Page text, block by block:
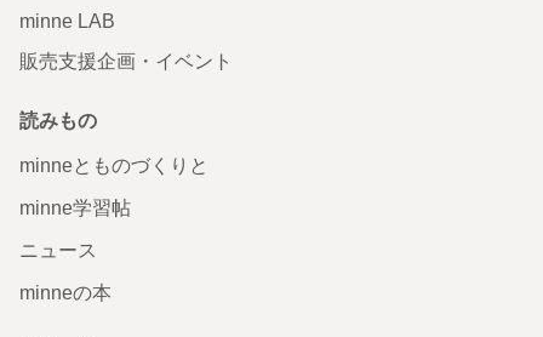
minne LAB
販売支援企画・イベント
読みもの
minneとものづくりと
minne学習帖
ニュース
minneの本